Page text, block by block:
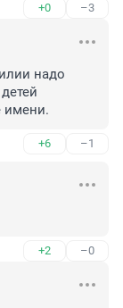
+0 –3
надо
имени.
+6 –1
+2 –0